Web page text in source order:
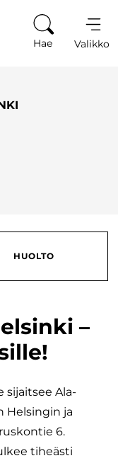
Hae Valikko
HUOLTO
–
sijaitsee Ala-
Helsingin ja
6.
tiheästi